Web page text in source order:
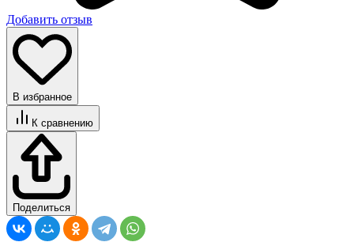
Добавить отзыв
В избранное
К сравнению
Поделиться